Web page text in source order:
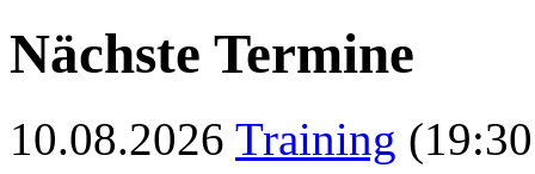
Nächste Termine
10.08.2026 Training